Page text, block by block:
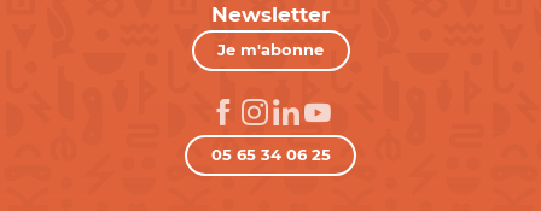
Newsletter
Je m'abonne
05 65 34 06 25